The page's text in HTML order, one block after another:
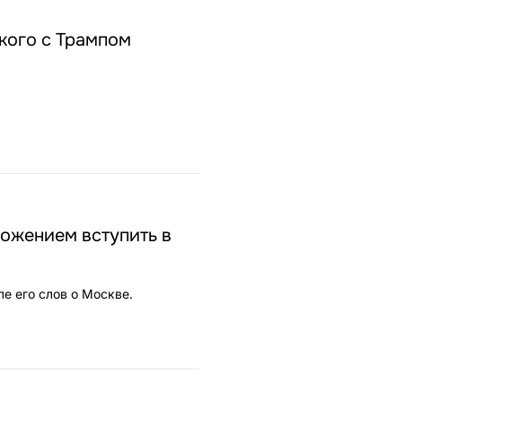
с Трампом
вступить в
его слов о Москве.